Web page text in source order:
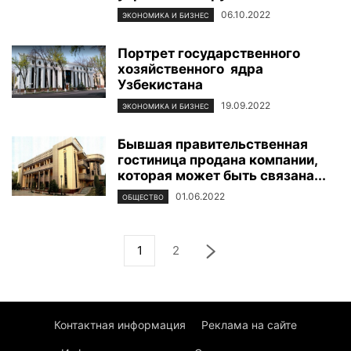
ЭКОНОМИКА И БИЗНЕС 06.10.2022
Портрет государственного
хозяйственного ядра
Узбекистана
ЭКОНОМИКА И БИЗНЕС 19.09.2022
Бывшая правительственная
гостиница продана компании,
которая может быть связана...
ОБЩЕСТВО 01.06.2022
1 2
Контактная информация Реклама на сайте